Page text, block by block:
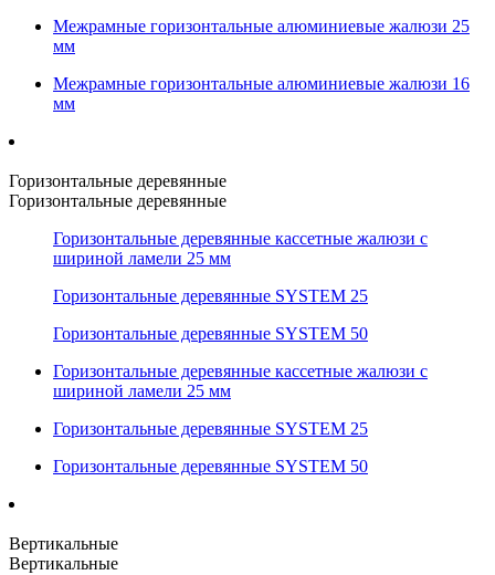
Межрамные горизонтальные алюминиевые жалюзи 25
мм
Межрамные горизонтальные алюминиевые жалюзи 16
мм
Горизонтальные деревянные
Горизонтальные деревянные
Горизонтальные деревянные кассетные жалюзи с
шириной ламели 25 мм
Горизонтальные деревянные SYSTEM 25
Горизонтальные деревянные SYSTEM 50
Горизонтальные деревянные кассетные жалюзи с
шириной ламели 25 мм
Горизонтальные деревянные SYSTEM 25
Горизонтальные деревянные SYSTEM 50
Вертикальные
Вертикальные